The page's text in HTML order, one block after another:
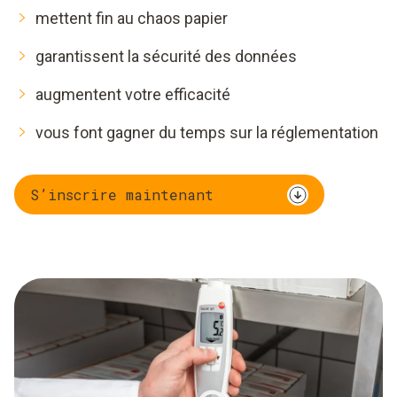
mettent fin au chaos papier
garantissent la sécurité des données
augmentent votre efficacité
vous font gagner du temps sur la réglementation
S’inscrire maintenant